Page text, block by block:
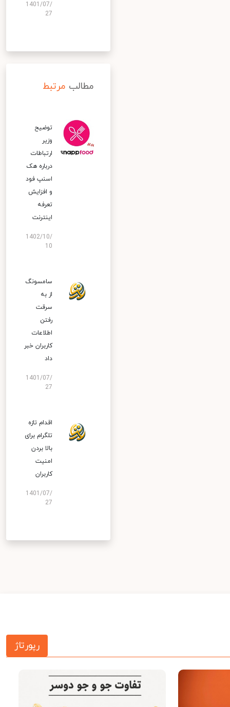
1401/07/
27
مطالب مرتبط
توضیح
وزیر
ارتباطات
درباره هک
اسنپ‌ فود
و افزایش
تعرفه
اینترنت
1402/10/
10
سامسونگ
از به
سرقت
رفتن
اطلاعات
کاربران خبر
داد
1401/07/
27
اقدام تازه
تلگرام برای
بالا بردن
امنیت
کاربران
1401/07/
27
رپورتاژ